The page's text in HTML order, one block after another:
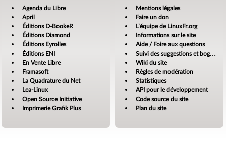
Agenda du Libre
April
Éditions D-BookeR
Éditions Diamond
Éditions Eyrolles
Éditions ENI
En Vente Libre
Framasoft
La Quadrature du Net
Lea-Linux
Open Source Initiative
Imprimerie Grafik Plus
Mentions légales
Faire un don
L’équipe de LinuxFr.org
Informations sur le site
Aide / Foire aux questions
Suivi des suggestions et bogues
Wiki du site
Règles de modération
Statistiques
API pour le développement
Code source du site
Plan du site